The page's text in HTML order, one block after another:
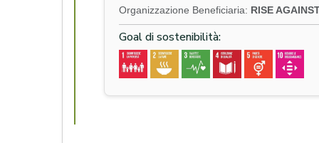
Organizzazione Beneficiaria: RISE
Goal di sostenibilità: